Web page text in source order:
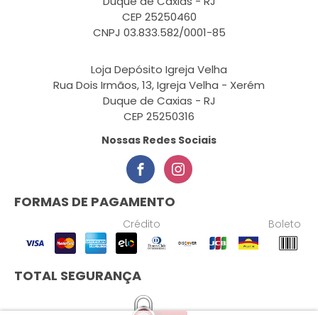
CEP 25250460
CNPJ 03.833.582/0001-85
Loja Depósito Igreja Velha
Rua Dois Irmãos, 13, Igreja Velha - Xerém
Duque de Caxias - RJ
CEP 25250316
Nossas Redes Sociais
FORMAS DE PAGAMENTO
Crédito Boleto
TOTAL SEGURANÇA